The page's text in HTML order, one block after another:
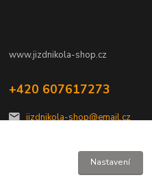
www.jizdnikola-shop.cz
+420 607617273
jizdnikola-shop@email.cz
Nastavení